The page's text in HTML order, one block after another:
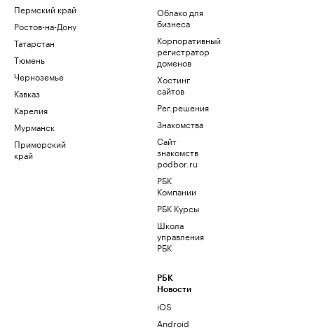
Пермский край
Ростов-на-Дону
Татарстан
Тюмень
Черноземье
Кавказ
Карелия
Мурманск
Приморский
край
Облако для
бизнеса
Корпоративный
регистратор
доменов
Хостинг
сайтов
Рег.решения
Знакомства
Сайт
знакомств
podbor.ru
РБК
Компании
РБК Курсы
Школа
управления
РБК
РБК
Новости
iOS
Android